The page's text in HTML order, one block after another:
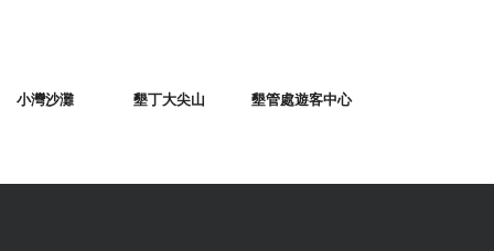
小灣沙灘 墾丁大尖山 墾管處遊客中心